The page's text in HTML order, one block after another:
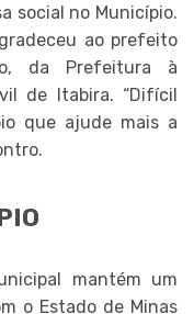
social no Município.
ao prefeito
da Prefeitura à
de Itabira. “Difícil
que ajude mais a
mantém um
o Estado de Minas